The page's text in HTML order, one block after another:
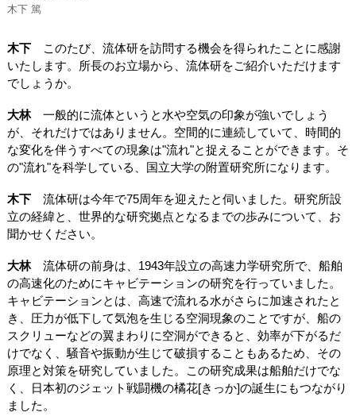
木下 篤
木下このたび、流体研を訪問する機会を得られたことに感謝
いたします。所長のお立場から、流体研をご紹介いただけます
でしょうか。
大林一般的に流体というと水や空気の印象が強いでしょう
が、それだけではありません。空間的に連続していて、時間的
な変化を伴うすべての現象は"流れ"と捉えることができます。そ
の"流れ"を科学している、国立大学の附置研究所になります。
木下流体研は今年で75周年を迎えたと伺いました。研究所設
立の経緯と、世界的な研究拠点となるまでの歩みについて、お
聞かせください。
大林流体研の前身は、1943年設立の高速力学研究所で、船舶
の高速化のためにキャビテーションの研究を行っていました。
キャビテーションとは、高速で流れる水がさらに加速されたと
き、圧力が低下して気泡を生じる空洞現象のことですが、船の
スクリューなどの翼まわりに空洞ができると、効率が下がるだ
けでなく、騒音や振動が生じて破損することもあるため、その
原理と対策を研究していました。この研究成果は船舶だけでな
く、日本初のジェット戦闘機の橘花[きっか]の誕生にもつながり
ました。